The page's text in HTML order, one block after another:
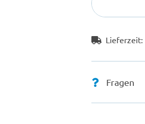
Lieferzeit:
Fragen